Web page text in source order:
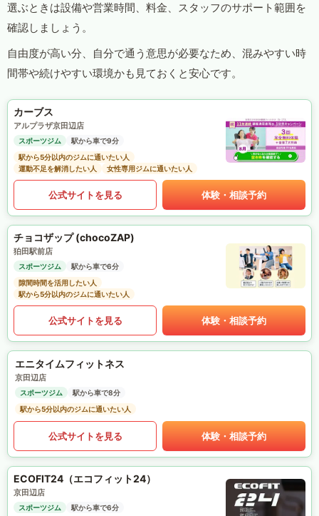
選ぶときは設備や営業時間、料金、スタッフのサポート範囲を
確認しましょう。
自由度が高い分、自分で通う意思が必要なため、混みやすい時
間帯や続けやすい環境かも見ておくと安心です。
カーブス
アルプラザ京田辺店
スポーツジム
駅から車で9分
駅から5分以内のジムに通いたい人
運動不足を解消したい人
女性専用ジムに通いたい人
公式サイトを見る 体験・相談予約
チョコザップ (chocoZAP)
狛田駅前店
スポーツジム
駅から車で6分
隙間時間を活用したい人
駅から5分以内のジムに通いたい人
公式サイトを見る 体験・相談予約
エニタイムフィットネス
京田辺店
スポーツジム
駅から車で8分
駅から5分以内のジムに通いたい人
公式サイトを見る 体験・相談予約
ECOFIT24（エコフィット24）
京田辺店
スポーツジム
駅から車で6分